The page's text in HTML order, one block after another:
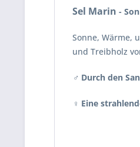
Sel Marin -
Sonne, Wärme,
und Treibholz
♂ Durch den
♀ Eine